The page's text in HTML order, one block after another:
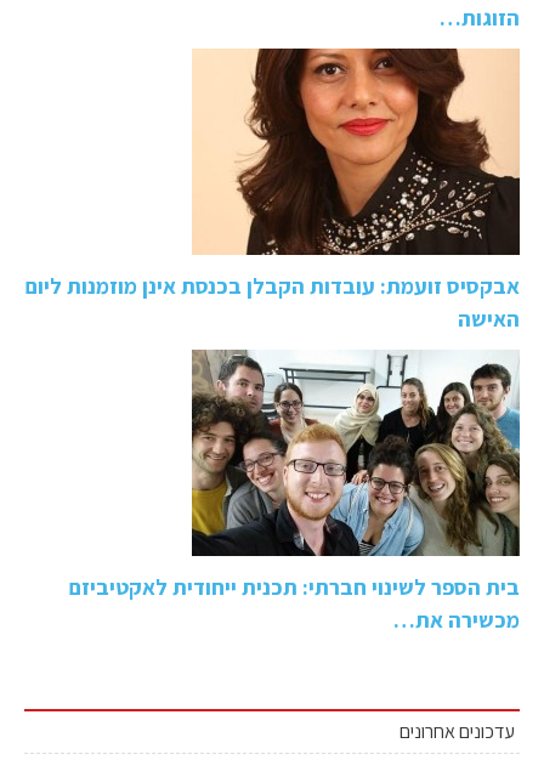
הזוגות…
אבקסיס זועמת: עובדות הקבלן בכנסת אינן מוזמנות ליום
האישה
בית הספר לשינוי חברתי: תכנית ייחודית לאקטיביזם
מכשירה את…
עדכונים אחרונים